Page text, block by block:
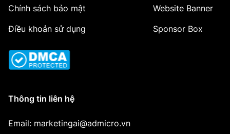
Chính sách bảo mật
Điều khoản sử dụng
Website Banner
Sponsor Box
Thông tin liên hệ
Email: marketingai@admicro.vn